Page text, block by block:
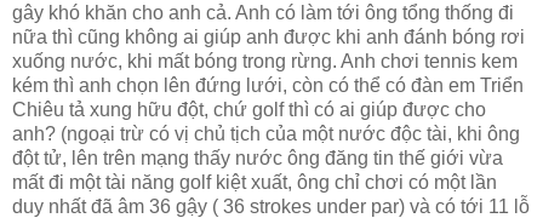
gây khó khăn cho anh cả. Anh có làm tới ông tổng thống đi
nữa thì cũng không ai giúp anh được khi anh đánh bóng rơi
xuống nước, khi mất bóng trong rừng. Anh chơi tennis kem
kém thì anh chọn lên đứng lưới, còn có thể có đàn em Triển
Chiêu tả xung hữu đột, chứ golf thì có ai giúp được cho
anh? (ngoại trừ có vị chủ tịch của một nước độc tài, khi ông
đột tử, lên trên mạng thấy nước ông đăng tin thế giới vừa
mất đi một tài năng golf kiệt xuất, ông chỉ chơi có một lần
duy nhất đã âm 36 gậy ( 36 strokes under par) và có tới 11 lỗ